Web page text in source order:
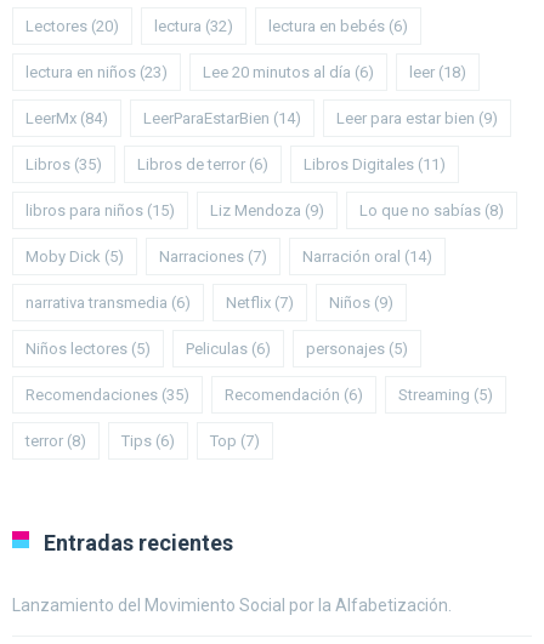
Lectores (20) lectura (32) lectura en bebés (6)
lectura en niños (23) Lee 20 minutos al día (6) leer (18)
LeerMx (84) LeerParaEstarBien (14) Leer para estar bien (9)
Libros (35) Libros de terror (6) Libros Digitales (11)
libros para niños (15) Liz Mendoza (9) Lo que no sabías (8)
Moby Dick (5) Narraciones (7) Narración oral (14)
narrativa transmedia (6) Netflix (7) Niños (9)
Niños lectores (5) Peliculas (6) personajes (5)
Recomendaciones (35) Recomendación (6) Streaming (5)
terror (8) Tips (6) Top (7)
Entradas recientes
Lanzamiento del Movimiento Social por la Alfabetización.